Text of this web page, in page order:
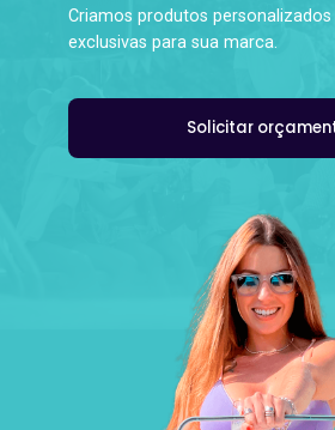
Criamos produtos
exclusivas para sua marca.
Solicitar